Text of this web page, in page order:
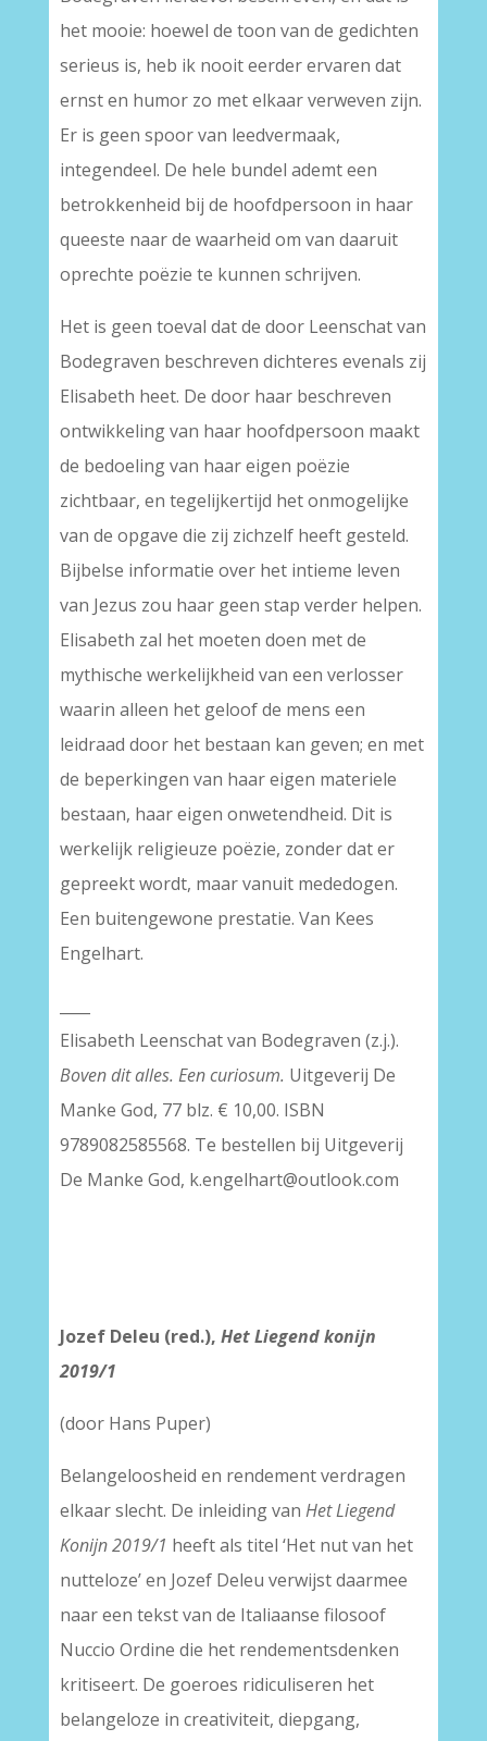
het mooie: hoewel de toon van de gedichten
serieus is, heb ik nooit eerder ervaren dat
ernst en humor zo met elkaar verweven zijn.
Er is geen spoor van leedvermaak,
integendeel. De hele bundel ademt een
betrokkenheid bij de hoofdpersoon in haar
queeste naar de waarheid om van daaruit
oprechte poëzie te kunnen schrijven.
Het is geen toeval dat de door Leenschat van
Bodegraven beschreven dichteres evenals zij
Elisabeth heet. De door haar beschreven
ontwikkeling van haar hoofdpersoon maakt
de bedoeling van haar eigen poëzie
zichtbaar, en tegelijkertijd het onmogelijke
van de opgave die zij zichzelf heeft gesteld.
Bijbelse informatie over het intieme leven
van Jezus zou haar geen stap verder helpen.
Elisabeth zal het moeten doen met de
mythische werkelijkheid van een verlosser
waarin alleen het geloof de mens een
leidraad door het bestaan kan geven; en met
de beperkingen van haar eigen materiele
bestaan, haar eigen onwetendheid. Dit is
werkelijk religieuze poëzie, zonder dat er
gepreekt wordt, maar vanuit mededogen.
Een buitengewone prestatie. Van Kees
Engelhart.
Elisabeth Leenschat van Bodegraven (z.j.).
Boven dit alles. Een curiosum. Uitgeverij De
Manke God, 77 blz. € 10,00. ISBN
9789082585568. Te bestellen bij Uitgeverij
De Manke God, k.engelhart@outlook.com
Jozef Deleu (red.), Het Liegend konijn
2019/1
(door Hans Puper)
Belangeloosheid en rendement verdragen
elkaar slecht. De inleiding van Het Liegend
Konijn 2019/1 heeft als titel ‘Het nut van het
nutteloze’ en Jozef Deleu verwijst daarmee
naar een tekst van de Italiaanse filosoof
Nuccio Ordine die het rendementsdenken
kritiseert. De goeroes ridiculiseren het
belangeloze in creativiteit, diepgang,